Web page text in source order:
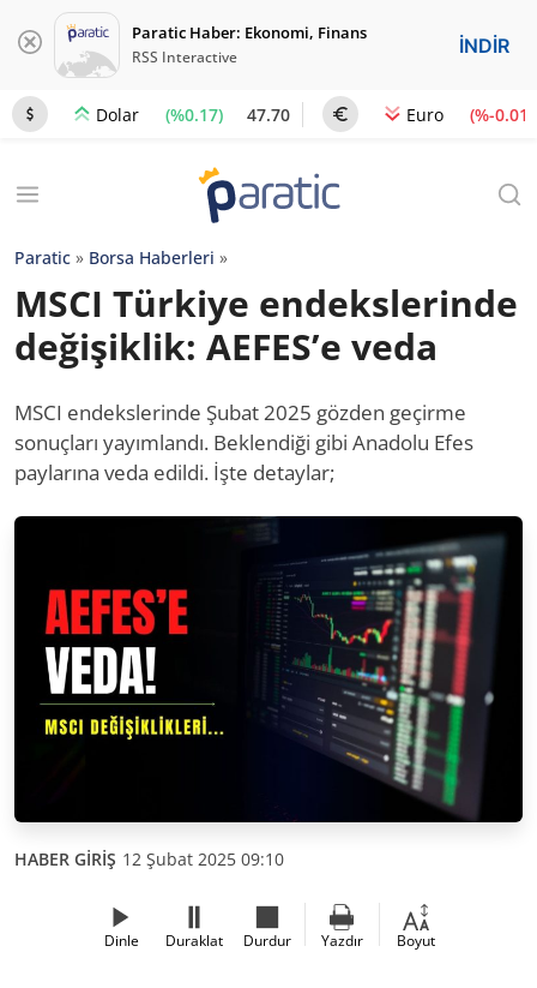
Paratic Haber: Ekonomi, Finans
RSS Interactive İNDİR
Dolar (%0.17) 47.70 Euro (%-0.01)
Paratic » Borsa Haberleri »
MSCI Türkiye endekslerinde
değişiklik: AEFES’e veda
MSCI endekslerinde Şubat 2025 gözden geçirme
sonuçları yayımlandı. Beklendiği gibi Anadolu Efes
paylarına veda edildi. İşte detaylar;
HABER GİRİŞ 12 Şubat 2025 09:10
Dinle Duraklat Durdur Yazdır Boyut